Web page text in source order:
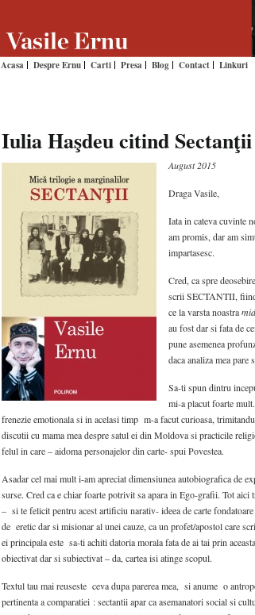
Acasa Despre Ernu Carti Presa Blog Contact Linkuri
Iulia Haşdeu citind Sectanţii
August 2015
Draga Vasile,
Iata in cateva cuvinte
am promis, dar am
impartasesc.
Cred, ca spre
scrii SECTANTII,
ce la varsta noastra
au fost dar si fata de
pune asemenea
daca analiza mea pare
Sa-ti spun dintru
mi-a placut foarte
frenezie emotionala si in acelasi timp m-a facut curioasa,
discutii cu mama mea despre satul ei din Moldova si practicile
felul in care – aidoma personajelor din carte- spui Povestea.
Asadar cel mai mult i-am apreciat dimensiunea autobiografica de
surse. Cred ca e chiar foarte potrivit sa apara in Ego-grafii. Tot aici
– si te felicit pentru acest artificiu narativ- ideea de carte
de eretic dar si misionar al unei cauze, ca un profet/apostol care
ei principala este sa-ti achiti datoria morala fata de ai tai prin
obiectivat dar si subiectivat – da, cartea isi atinge scopul.
Textul tau mai reuseste ceva dupa parerea mea, si anume o
pertinenta a comparatiei : sectantii apar ca asemanatori social si